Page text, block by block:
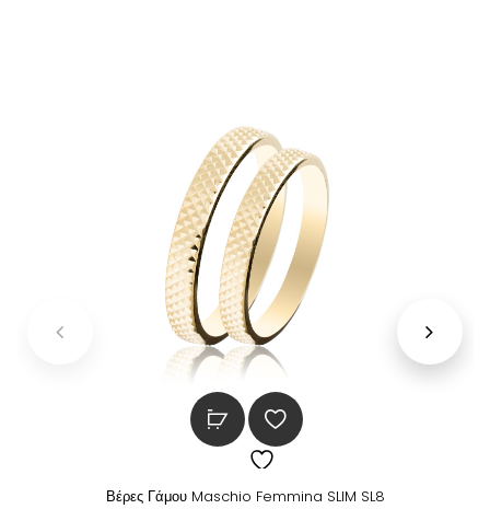
Βέρες Γάμου Maschio Femmina SLIM SL8